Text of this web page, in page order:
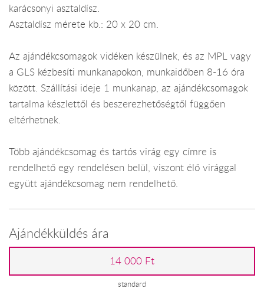
karácsonyi asztaldísz.
Asztaldísz mérete kb.: 20 x 20 cm.
Az ajándékcsomagok vidéken készülnek, és az MPL vagy
a GLS kézbesíti munkanapokon, munkaidőben 8-16 óra
között. Szállítási ideje 1 munkanap, az ajándékcsomagok
tartalma készlettől és beszerezhetőségtől függően
eltérhetnek.
Több ajándékcsomag és tartós virág egy címre is
rendelhető egy rendelésen belül, viszont élő virággal
együtt ajándékcsomag nem rendelhető.
Ajándékküldés ára
14 000 Ft
standard